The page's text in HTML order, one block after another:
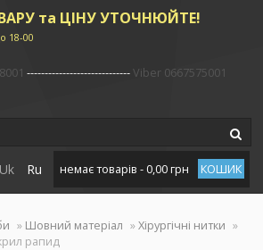
та ЦІНУ УТОЧНЮЙТЕ!
18-00
-----------------------------Viber 0667575001
Uk Ru немає товарів - 0,00 грн КОШИК
» Шовний матеріал »Хірургічні нитки »
рапид